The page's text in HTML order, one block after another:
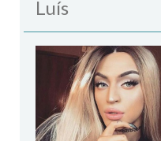
Luís